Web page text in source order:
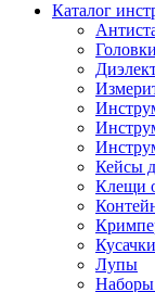
Каталог
Головки
Кейсы
Клещи
Кусачки
Лупы
Наборы